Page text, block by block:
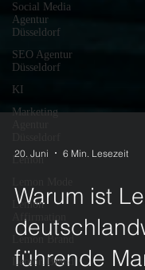
Social Media
Agentur
Düsseldorf
SEO Agentur
Düsseldorf
KI
Marketing
Lemon
Lemon
Affirmation
Lemon Brand
Lemon Brand
Warum ist